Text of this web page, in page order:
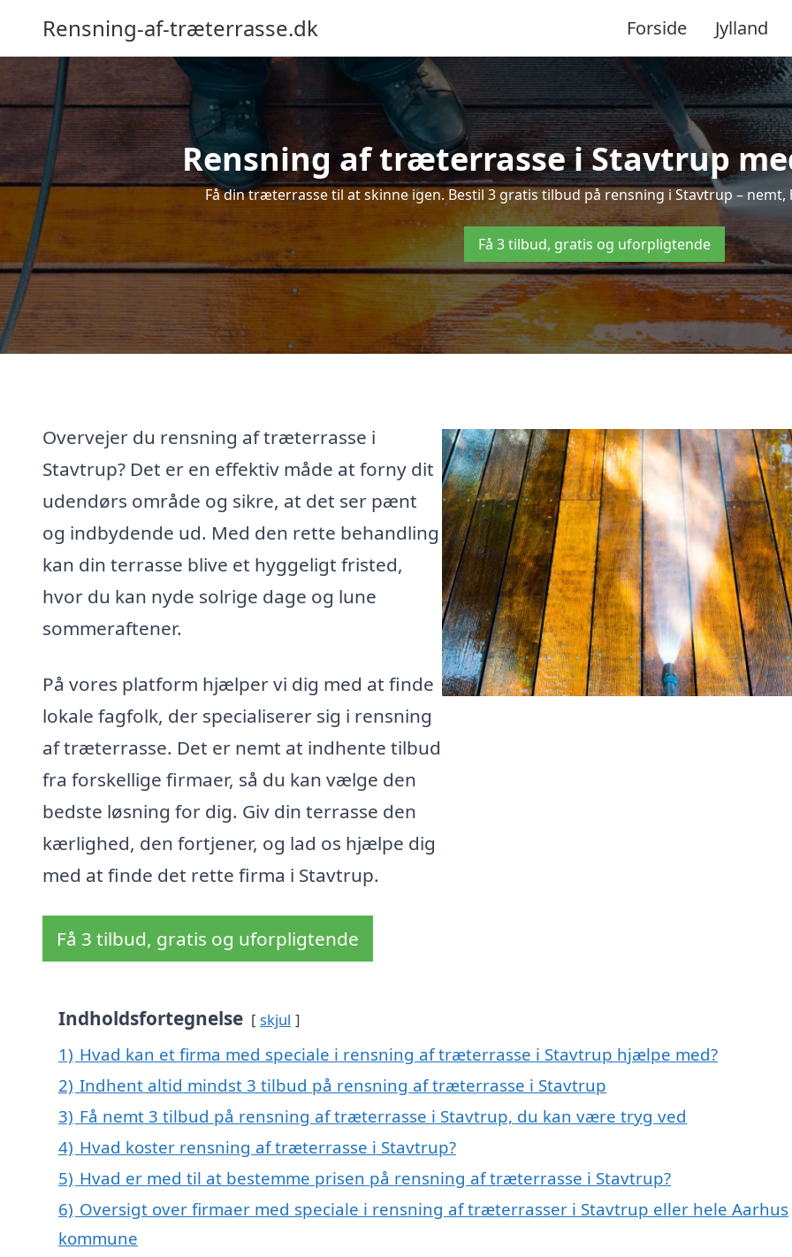
Rensning-af-træterrasse.dk Forside Jylland
Rensning af træterrasse i Stavtrup
Få din træterrasse til at skinne igen. Bestil 3 gratis tilbud på rensning i Stavtrup –
Få 3 tilbud, gratis og uforpligtende
Overvejer du rensning af træterrasse i
Stavtrup? Det er en effektiv måde at forny dit
udendørs område og sikre, at det ser pænt
og indbydende ud. Med den rette behandling
kan din terrasse blive et hyggeligt fristed,
hvor du kan nyde solrige dage og lune
sommeraftener.
På vores platform hjælper vi dig med at finde
lokale fagfolk, der specialiserer sig i rensning
af træterrasse. Det er nemt at indhente tilbud
fra forskellige firmaer, så du kan vælge den
bedste løsning for dig. Giv din terrasse den
kærlighed, den fortjener, og lad os hjælpe dig
med at finde det rette firma i Stavtrup.
Få 3 tilbud, gratis og uforpligtende
Indholdsfortegnelse skjul
1) Hvad kan et firma med speciale i rensning af træterrasse i Stavtrup hjælpe med?
2) Indhent altid mindst 3 tilbud på rensning af træterrasse i Stavtrup
3) Få nemt 3 tilbud på rensning af træterrasse i Stavtrup, du kan være tryg ved
4) Hvad koster rensning af træterrasse i Stavtrup?
5) Hvad er med til at bestemme prisen på rensning af træterrasse i Stavtrup?
6) Oversigt over firmaer med speciale i rensning af træterrasser i Stavtrup eller hele Aarhus
kommune